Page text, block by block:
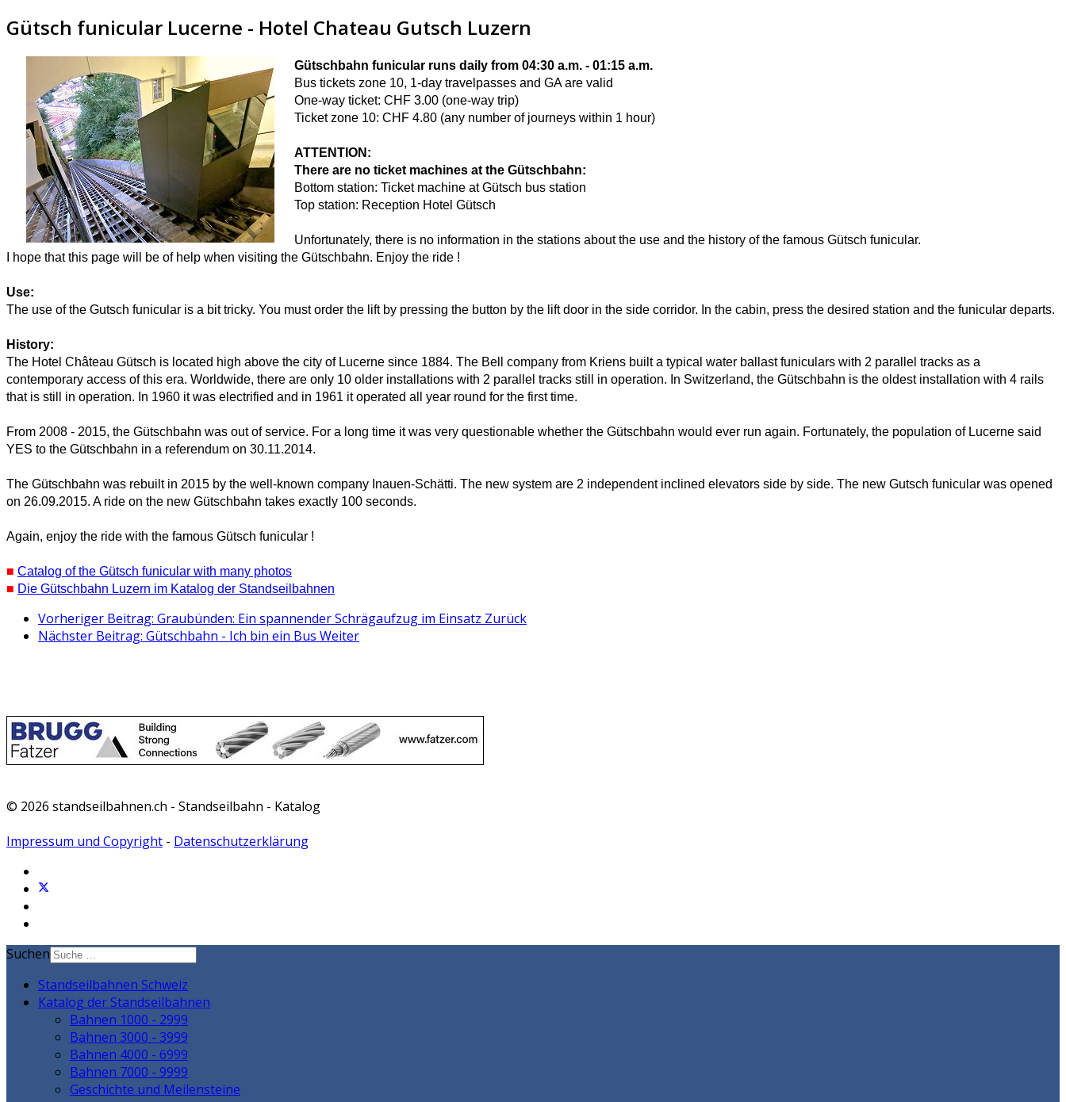
Gütsch funicular Lucerne - Hotel Chateau Gutsch Luzern
Gütschbahn funicular runs daily from 04:30 a.m. - 01:15 a.m.
Bus tickets zone 10, 1-day travelpasses and GA are valid
One-way ticket: CHF 3.00 (one-way trip)
Ticket zone 10: CHF 4.80 (any number of journeys within 1 hour)
ATTENTION:
There are no ticket machines at the Gütschbahn:
Bottom station: Ticket machine at Gütsch bus station
Top station: Reception Hotel Gütsch
Unfortunately, there is no information in the stations about the use and the history of the famous Gütsch funicular.
I hope that this page will be of help when visiting the Gütschbahn. Enjoy the ride !
Use:
The use of the Gutsch funicular is a bit tricky. You must order the lift by pressing the button by the lift door in the side corridor. In the cabin, press the desired station and the funicular departs.
History:
The Hotel Château Gütsch is located high above the city of Lucerne since 1884. The Bell company from Kriens built a typical water ballast funiculars with 2 parallel tracks as a
contemporary access of this era. Worldwide, there are only 10 older installations with 2 parallel tracks still in operation. In Switzerland, the Gütschbahn is the oldest installation with 4 rails
that is still in operation. In 1960 it was electrified and in 1961 it operated all year round for the first time.
From 2008 - 2015, the Gütschbahn was out of service. For a long time it was very questionable whether the Gütschbahn would ever run again. Fortunately, the population of Lucerne said
YES to the Gütschbahn in a referendum on 30.11.2014.
The Gütschbahn was rebuilt in 2015 by the well-known company Inauen-Schätti. The new system are 2 independent inclined elevators side by side. The new Gutsch funicular was opened
on 26.09.2015. A ride on the new Gütschbahn takes exactly 100 seconds.
Again, enjoy the ride with the famous Gütsch funicular !
■ Catalog of the Gütsch funicular with many photos
■ Die Gütschbahn Luzern im Katalog der Standseilbahnen
Vorheriger Beitrag: Graubünden: Ein spannender Schrägaufzug im Einsatz Zurück
Nächster Beitrag: Gütschbahn - Ich bin ein Bus Weiter
© 2026 standseilbahnen.ch - Standseilbahn - Katalog
Impressum und Copyright - Datenschutzerklärung
Suchen
Standseilbahnen Schweiz
Katalog der Standseilbahnen
Bahnen 1000 - 2999
Bahnen 3000 - 3999
Bahnen 4000 - 6999
Bahnen 7000 - 9999
Geschichte und Meilensteine